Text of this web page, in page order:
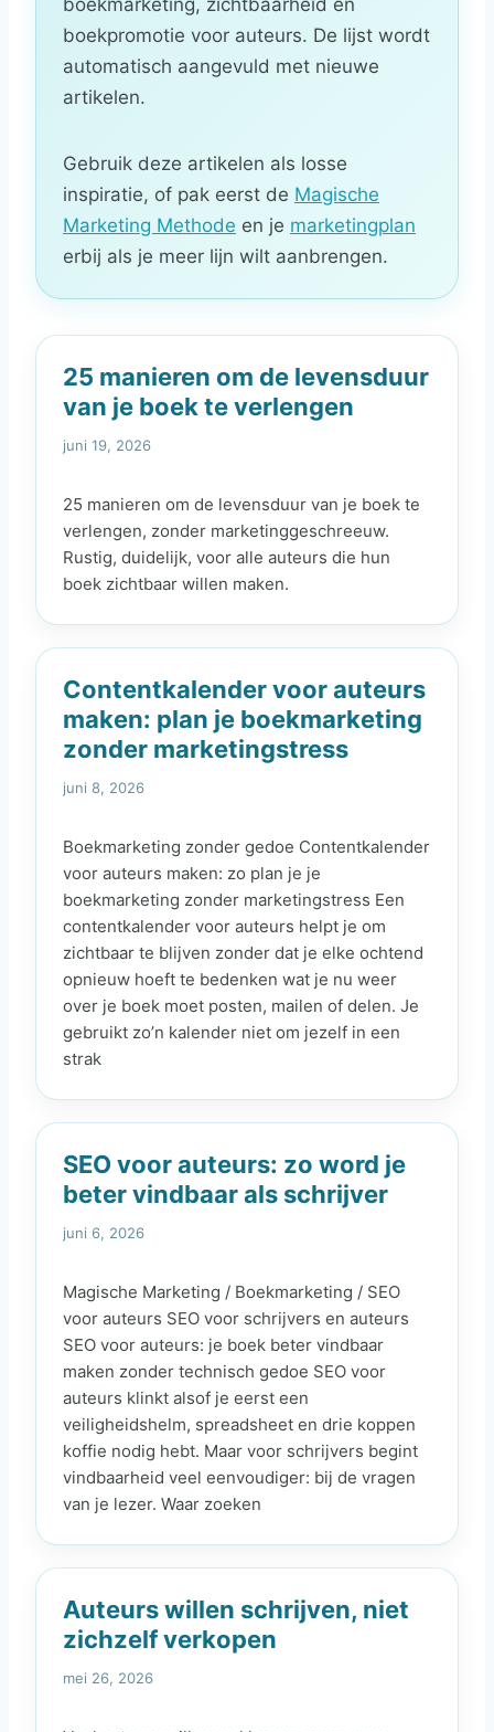
boekpromotie voor auteurs. De lijst wordt
automatisch aangevuld met nieuwe
artikelen.
Gebruik deze artikelen als losse
inspiratie, of pak eerst de Magische
Marketing Methode en je marketingplan
erbij als je meer lijn wilt aanbrengen.
25 manieren om de levensduur
van je boek te verlengen
juni 19, 2026
25 manieren om de levensduur van je boek te
verlengen, zonder marketinggeschreeuw.
Rustig, duidelijk, voor alle auteurs die hun
boek zichtbaar willen maken.
Contentkalender voor auteurs
maken: plan je boekmarketing
zonder marketingstress
juni 8, 2026
Boekmarketing zonder gedoe Contentkalender
voor auteurs maken: zo plan je je
boekmarketing zonder marketingstress Een
contentkalender voor auteurs helpt je om
zichtbaar te blijven zonder dat je elke ochtend
opnieuw hoeft te bedenken wat je nu weer
over je boek moet posten, mailen of delen. Je
gebruikt zo’n kalender niet om jezelf in een
strak
SEO voor auteurs: zo word je
beter vindbaar als schrijver
juni 6, 2026
Magische Marketing / Boekmarketing / SEO
voor auteurs SEO voor schrijvers en auteurs
SEO voor auteurs: je boek beter vindbaar
maken zonder technisch gedoe SEO voor
auteurs klinkt alsof je eerst een
veiligheidshelm, spreadsheet en drie koppen
koffie nodig hebt. Maar voor schrijvers begint
vindbaarheid veel eenvoudiger: bij de vragen
van je lezer. Waar zoeken
Auteurs willen schrijven, niet
zichzelf verkopen
mei 26, 2026